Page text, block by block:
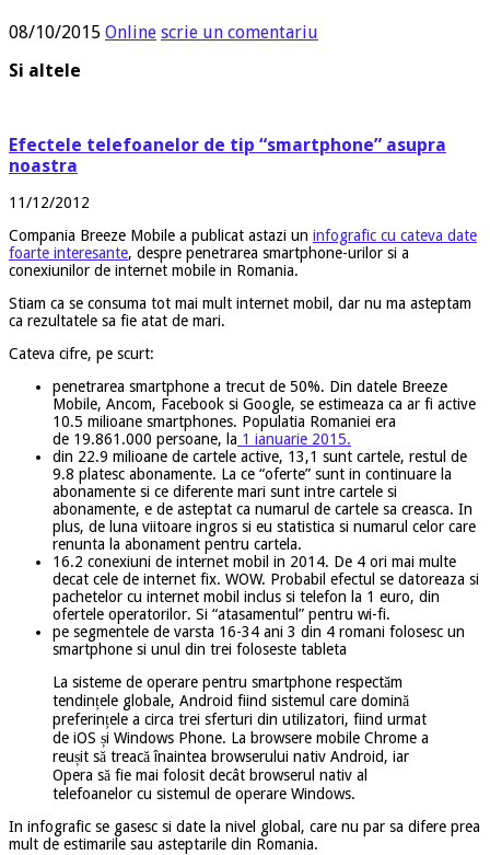
08/10/2015 Online scrie un comentariu
Si altele
Efectele telefoanelor de tip “smartphone” asupra
noastra
11/12/2012
Compania Breeze Mobile a publicat astazi un infografic cu cateva date
foarte interesante, despre penetrarea smartphone-urilor si a
conexiunilor de internet mobile in Romania.
Stiam ca se consuma tot mai mult internet mobil, dar nu ma asteptam
ca rezultatele sa fie atat de mari.
Cateva cifre, pe scurt:
penetrarea smartphone a trecut de 50%. Din datele Breeze
Mobile, Ancom, Facebook si Google, se estimeaza ca ar fi active
10.5 milioane smartphones. Populatia Romaniei era
de 19.861.000 persoane, la 1 ianuarie 2015.
din 22.9 milioane de cartele active, 13,1 sunt cartele, restul de
9.8 platesc abonamente. La ce “oferte” sunt in continuare la
abonamente si ce diferente mari sunt intre cartele si
abonamente, e de asteptat ca numarul de cartele sa creasca. In
plus, de luna viitoare ingros si eu statistica si numarul celor care
renunta la abonament pentru cartela.
16.2 conexiuni de internet mobil in 2014. De 4 ori mai multe
decat cele de internet fix. WOW. Probabil efectul se datoreaza si
pachetelor cu internet mobil inclus si telefon la 1 euro, din
ofertele operatorilor. Si “atasamentul” pentru wi-fi.
pe segmentele de varsta 16-34 ani 3 din 4 romani folosesc un
smartphone si unul din trei foloseste tableta
La sisteme de operare pentru smartphone respectăm
tendințele globale, Android fiind sistemul care domină
preferințele a circa trei sferturi din utilizatori, fiind urmat
de iOS și Windows Phone. La browsere mobile Chrome a
reușit să treacă înaintea browserului nativ Android, iar
Opera să fie mai folosit decât browserul nativ al
telefoanelor cu sistemul de operare Windows.
In infografic se gasesc si date la nivel global, care nu par sa difere prea
mult de estimarile sau asteptarile din Romania.